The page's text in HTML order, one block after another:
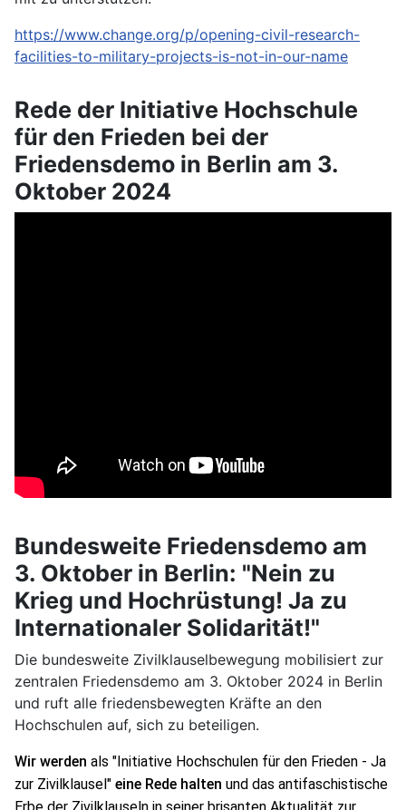
https://www.change.org/p/opening-civil-research-
facilities-to-military-projects-is-not-in-our-name
Rede der Initiative Hochschule
für den Frieden bei der
Friedensdemo in Berlin am 3.
Oktober 2024
Bundesweite Friedensdemo am
3. Oktober in Berlin: "Nein zu
Krieg und Hochrüstung! Ja zu
Internationaler Solidarität!"
Die bundesweite Zivilklauselbewegung mobilisiert zur
zentralen Friedensdemo am 3. Oktober 2024 in Berlin
und ruft alle friedensbewegten Kräfte an den
Hochschulen auf, sich zu beteiligen.
Wir werden als "Initiative Hochschulen für den Frieden - Ja
zur Zivilklausel" eine Rede halten und das antifaschistische